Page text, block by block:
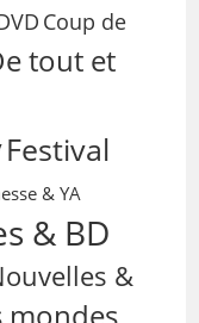
Coup de
tout et
Festival
& YA
& BD
&